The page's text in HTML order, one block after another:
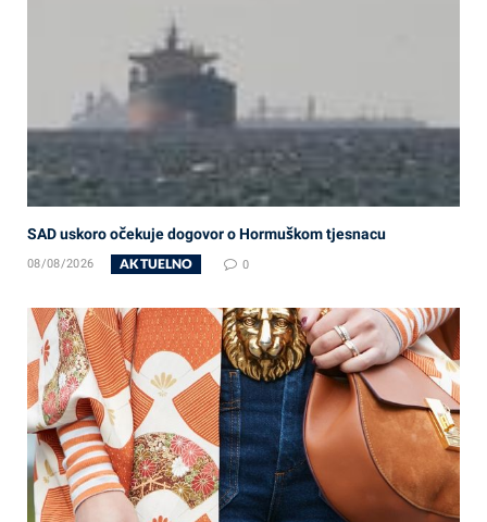
SAD uskoro očekuje dogovor o Hormuškom tjesnacu
08/08/2026 AKTUELNO 0